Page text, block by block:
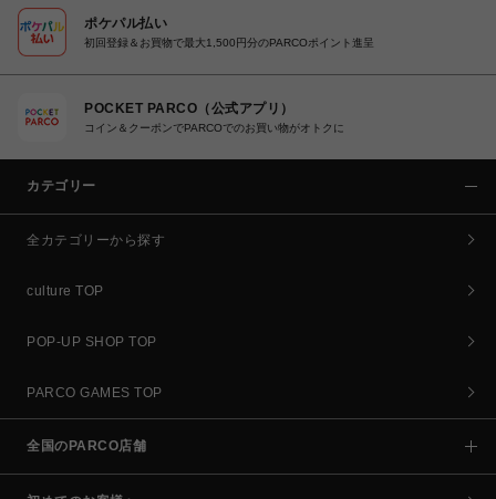
ポケパル払い
初回登録＆お買物で最大1,500円分のPARCOポイント進呈
POCKET PARCO（公式アプリ）
コイン＆クーポンでPARCOでのお買い物がオトクに
カテゴリー
全カテゴリーから探す
culture TOP
POP-UP SHOP TOP
PARCO GAMES TOP
全国のPARCO店舗